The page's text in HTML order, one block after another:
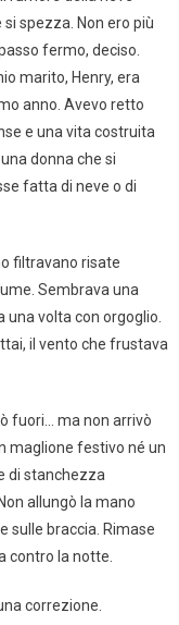
spezza. Non ero più
fermo, deciso.
marito, Henry, era
anno. Avevo retto
e una vita costruita
donna che si
fatta di neve o di
filtravano risate
Sembrava una
una volta con orgoglio.
il vento che frustava
fuori… ma non arrivò
maglione festivo né un
di stanchezza
allungò la mano
sulle braccia. Rimase
contro la notte.
correzione.